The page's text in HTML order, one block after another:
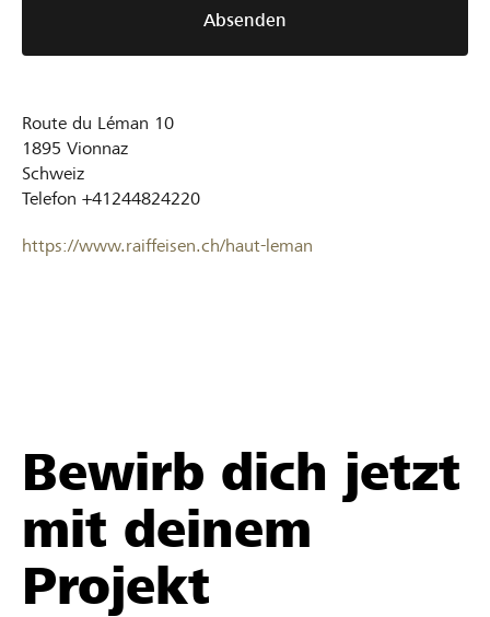
Absenden
Route du Léman 10
1895 Vionnaz
Schweiz
Telefon +41244824220
https://www.raiffeisen.ch/haut-leman
Bewirb dich jetzt
mit deinem
Projekt